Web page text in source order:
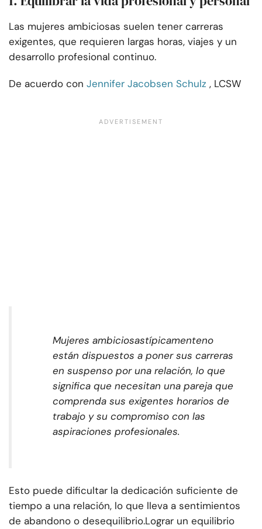
Las mujeres ambiciosas suelen tener carreras
exigentes, que requieren largas horas, viajes y un
desarrollo profesional continuo.
De acuerdo con Jennifer Jacobsen Schulz , LCSW
Mujeres ambiciosastípicamenteno
están dispuestos a poner sus carreras
en suspenso por una relación, lo que
significa que necesitan una pareja que
comprenda sus exigentes horarios de
trabajo y su compromiso con las
aspiraciones profesionales.
Esto puede dificultar la dedicación suficiente de
tiempo a una relación, lo que lleva a sentimientos
de abandono o desequilibrio.Lograr un equilibrio